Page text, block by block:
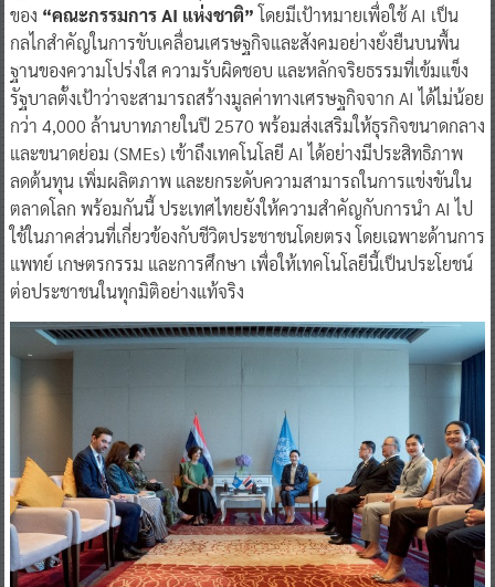
ของ “คณะกรรมการ AI แห่งชาติ” โดยมีเป้าหมายเพื่อใช้ AI เป็น
กลไกสำคัญในการขับเคลื่อนเศรษฐกิจและสังคมอย่างยั่งยืนบนพื้น
ฐานของความโปร่งใส ความรับผิดชอบ และหลักจริยธรรมที่เข้มแข็ง
รัฐบาลตั้งเป้าว่าจะสามารถสร้างมูลค่าทางเศรษฐกิจจาก AI ได้ไม่น้อย
กว่า 4,000 ล้านบาทภายในปี 2570 พร้อมส่งเสริมให้ธุรกิจขนาดกลาง
และขนาดย่อม (SMEs) เข้าถึงเทคโนโลยี AI ได้อย่างมีประสิทธิภาพ
ลดต้นทุน เพิ่มผลิตภาพ และยกระดับความสามารถในการแข่งขันใน
ตลาดโลก พร้อมกันนี้ ประเทศไทยยังให้ความสำคัญกับการนำ AI ไป
ใช้ในภาคส่วนที่เกี่ยวข้องกับชีวิตประชาชนโดยตรง โดยเฉพาะด้านการ
แพทย์ เกษตรกรรม และการศึกษา เพื่อให้เทคโนโลยีนี้เป็นประโยชน์
ต่อประชาชนในทุกมิติอย่างแท้จริง